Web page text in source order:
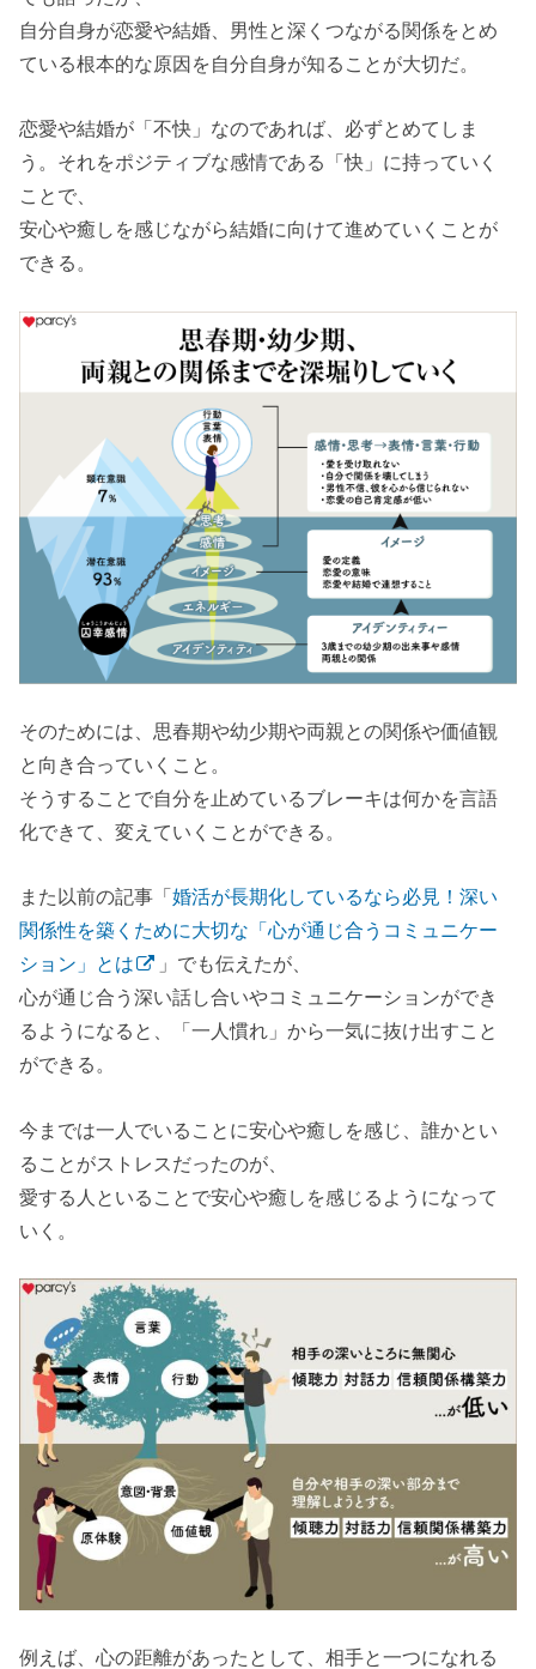
自分自身が恋愛や結婚、男性と深くつながる関係をとめ
ている根本的な原因を自分自身が知ることが大切だ。
恋愛や結婚が「不快」なのであれば、必ずとめてしま
う。それをポジティブな感情である「快」に持っていく
ことで、
安心や癒しを感じながら結婚に向けて進めていくことが
できる。
そのためには、思春期や幼少期や両親との関係や価値観
と向き合っていくこと。
そうすることで自分を止めているブレーキは何かを言語
化できて、変えていくことができる。
また以前の記事「婚活が長期化しているなら必見！深い
関係性を築くために大切な「心が通じ合うコミュニケー
ション」とは
」でも伝えたが、
心が通じ合う深い話し合いやコミュニケーションができ
るようになると、「一人慣れ」から一気に抜け出すこと
ができる。
今までは一人でいることに安心や癒しを感じ、誰かとい
ることがストレスだったのが、
愛する人といることで安心や癒しを感じるようになって
いく。
例えば、心の距離があったとして、相手と一つになれる